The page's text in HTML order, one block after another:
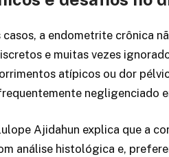
casos, a endometrite crônica
e muitas vezes
atípicos ou dor
negligenciado
Ajidahun explica que a
análise histológica e,